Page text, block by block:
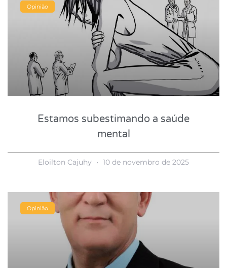
Opinião
Estamos subestimando a saúde
mental
Eloilton Cajuhy 10 de novembro de 2025
Opinião